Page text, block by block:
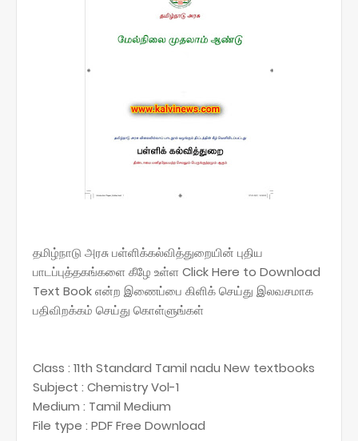
தமிழ்நாடு அரசு பள்ளிக்கல்வித்துறையின் புதிய
பாடப்புத்தகங்களை கீழே உள்ள Click Here to Download
Text Book என்ற இணைப்பை கிளிக் செய்து இலவசமாக
பதிவிறக்கம் செய்து கொள்ளுங்கள்
Class : 11th Standard Tamil nadu New textbooks
Subject : Chemistry Vol-1
Medium : Tamil Medium
File type : PDF Free Download